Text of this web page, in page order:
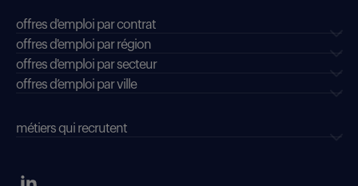
offres d'emploi par contrat
offres d'emploi par région
offres d'emploi par secteur
offres d’emploi par ville
métiers qui recrutent